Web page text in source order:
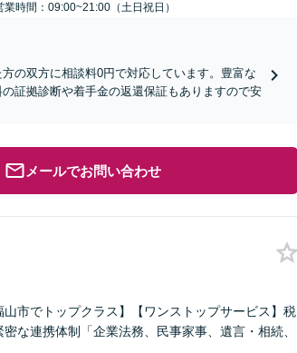
業時間：09:00~21:00（土日祝日）
の双方に相談料0円で対応しています。豊富な
証拠診断や着手金の返還保証もありますので安
メールでお問い合わせ
市でトップクラス】【ワンストップサービス】税
な連携体制「企業法務、民事家事、遺言・相続、